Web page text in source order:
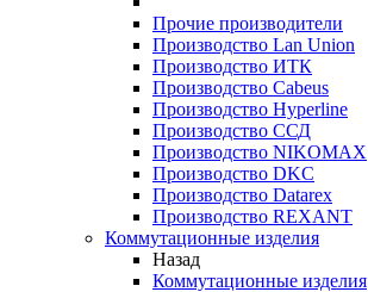
Прочие производители
Производство Lan Union
Производство ИТК
Производство Cabeus
Производство Hyperline
Производство ССД
Производство NIKOMAX
Производство DKC
Производство Datarex
Производство REXANT
Коммутационные изделия
Назад
Коммутационные изделия